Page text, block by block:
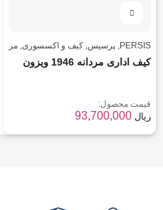
PERSIS
,پرسیس,کیف و اکسسوری,مردانه
کیف اداری مردانه 1946 ویزون
قیمت محصول:
93,700,000 ریال